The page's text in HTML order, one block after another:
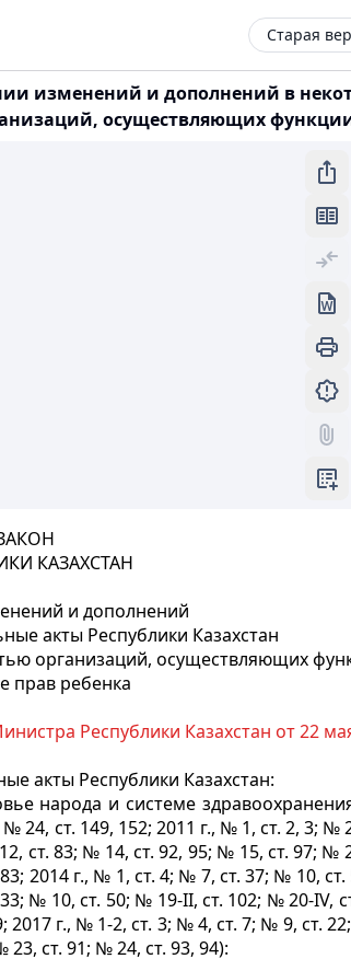
Старая
изменений и дополнений в
осуществляющих
КАЗАХСТАН
и дополнений
акты Республики Казахстан
организаций, осуществляющих
прав ребенка
Республики Казахстан от 22
акты Республики Казахстан:
народа и системе
24, ст. 149, 152; 2011 г., № 1, ст. 2, 3;
ст. 83; № 14, ст. 92, 95; № 15, ст. 97; №
2014 г., № 1, ст. 4; № 7, ст. 37; № 10,
№ 10, ст. 50; № 19-II, ст. 102; № 20-IV,
г., № 1-2, ст. 3; № 4, ст. 7; № 9, ст.
ст. 91; № 24, ст. 93, 94):